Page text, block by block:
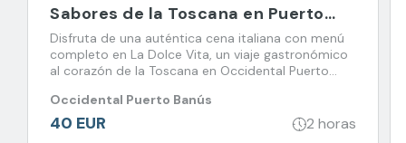
Sabores de la Toscana en Puerto
Banús
Disfruta de una auténtica cena italiana con menú
completo en La Dolce Vita, un viaje gastronómico
al corazón de la Toscana en Occidental Puerto
Occidental Puerto Banús
40 EUR 2 horas